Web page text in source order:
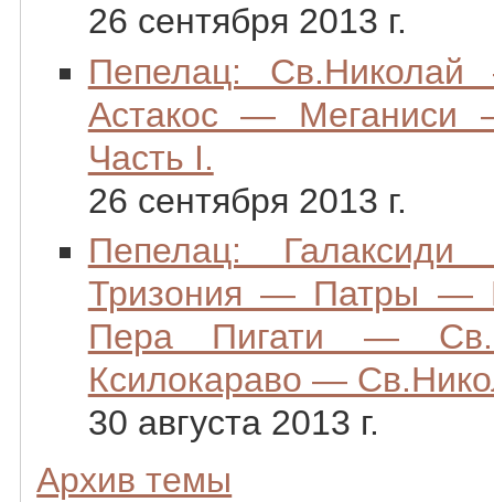
26 сентября 2013 г.
Пепелац:
Астакос —
Часть I.
26 сентября 2013 г.
Пепелац:
Тризония — Патры —
Пера Пигати —
Ксилокараво —
30 августа 2013 г.
Архив темы